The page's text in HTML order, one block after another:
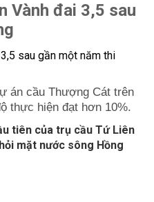
Vành đai 3,5 sau
án cầu Thượng Cát trên
thực hiện đạt hơn 10%.
tiên của trụ cầu Tứ Liên
mặt nước sông Hồng